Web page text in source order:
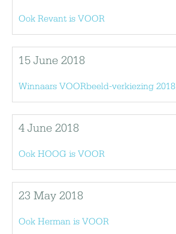
Ook Revant is VOOR
15 June 2018
Winnaars VOORbeeld-verkiezing 2018
4 June 2018
Ook HOOG is VOOR
23 May 2018
Ook Herman is VOOR